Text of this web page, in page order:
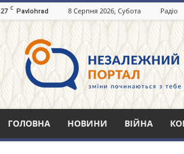
27 C Pavlohrad 8 Серпня 2026, Субота Радіо
Незалежний
портал
Павлоград.dp.ua
ГОЛОВНА НОВИНИ ВІЙНА